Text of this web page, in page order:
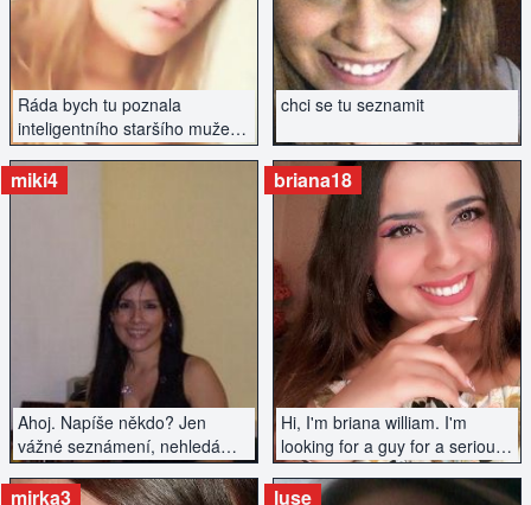
Ráda bych tu poznala
inteligentního staršího muže.
Na vzhledu nezáleží, spíše na
sympatiích a chemii...
chci se tu seznamit
Ahoj. Napíše někdo? Jen
vážné seznámení, nehledám
jen sex...
miki4
ZOBRAZIT INZERÁT
Hi, I'm briana william. I'm
looking for a guy for a serious
relationship. I value
conversations, openness. I like
briana18
ZOBRAZIT INZERÁT
mirka3 luse